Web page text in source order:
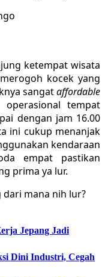
ketempat wisata
kocek yang
sangataffordable
operasional tempat
dengan jam 16.00
ini cukup menanjak
kendaraan
empat pastikan
prima ya lur.
dari mana nih lur?
Jepang Jadi
Dini Industri, Cegah